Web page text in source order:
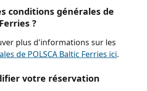
conditions générales de
?
plus d'informations sur les
de POLSCA Baltic Ferries ici.
votre réservation